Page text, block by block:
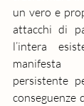
un vero e
attacchi di
l’intera
manifesta
persistente
conseguenze